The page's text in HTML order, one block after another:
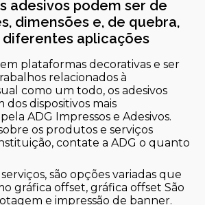
adesivos podem ser de
dimensões e, de quebra,
diferentes aplicações
plataformas decorativas e ser
relacionados à
como um todo, os adesivos
dispositivos mais
ADG Impressos e Adesivos.
os produtos e serviços
contate a ADG o quanto
são opções variadas que
gráfica offset, gráfica offset São
e impressão de banner.